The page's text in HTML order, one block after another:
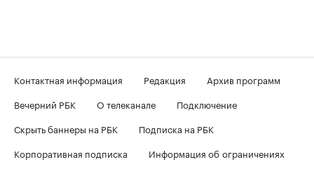
Контактная информация Редакция
Архив программ
Вечерний РБК
О телеканале
Подключение
Скрыть баннеры на РБК
Подписка на РБК
Корпоративная подписка
Информация об ограничениях